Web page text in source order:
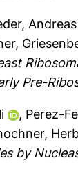
Andreas
,
Pre-
, Perez-
by